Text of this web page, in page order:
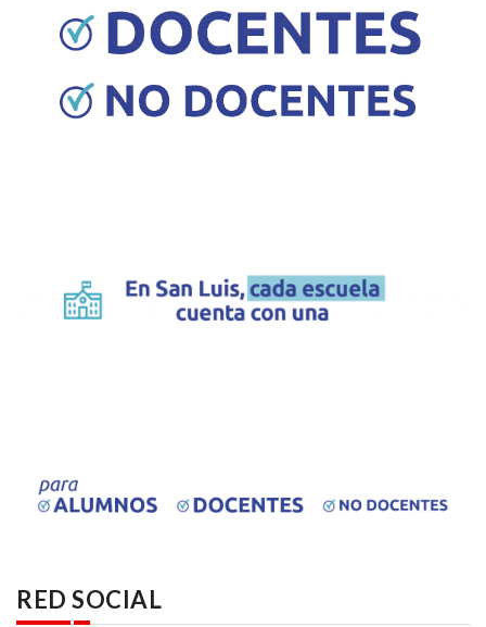
RED SOCIAL